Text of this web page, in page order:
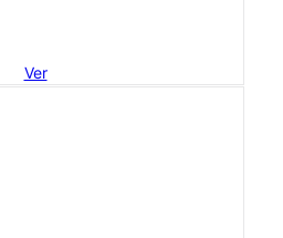
Ver